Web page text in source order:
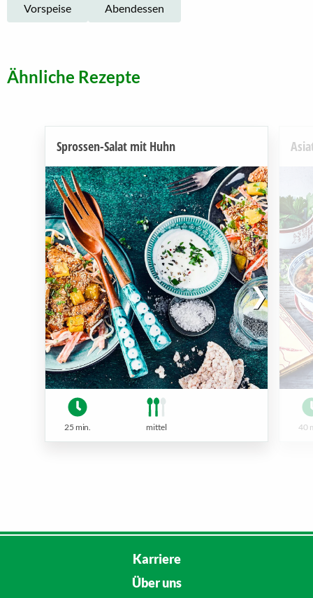
Vorspeise Abendessen
Ähnliche Rezepte
Sprossen-Salat mit Huhn
25 min. mittel 40
Karriere
Über uns